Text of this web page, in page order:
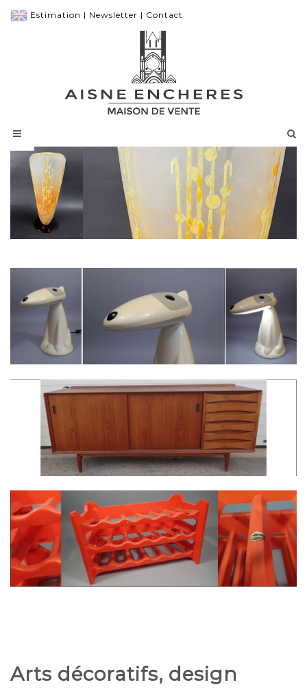
Estimation | Newsletter | Contact
Arts décoratifs, design